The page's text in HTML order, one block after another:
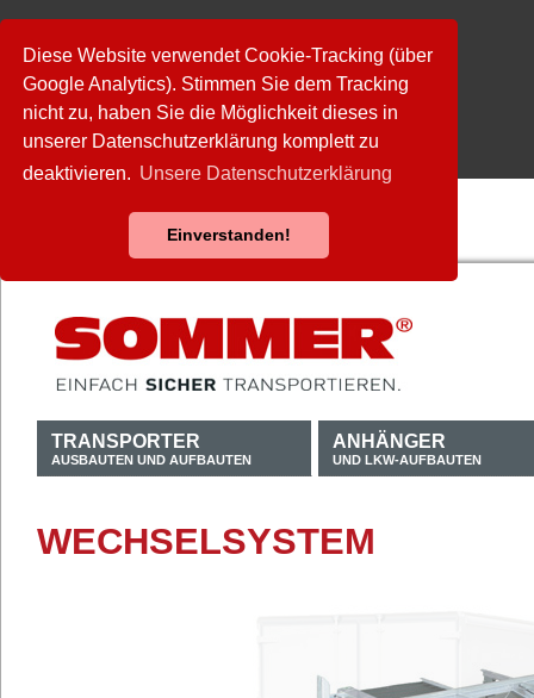
Diese Website verwendet Cookie-Tracking (über
Google Analytics). Stimmen Sie dem Tracking
nicht zu, haben Sie die Möglichkeit dieses in
unserer Datenschutzerklärung komplett zu
deaktivieren. Unsere Datenschutzerklärung
Einverstanden!
TRANSPORTER
AUSBAUTEN UND AUFBAUTEN
ANHÄNGER
UND LKW-AUFBAUTEN
WECHSELSYSTEM